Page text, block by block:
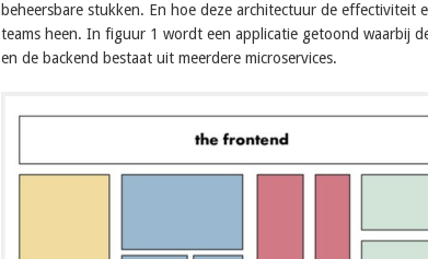
beheersbare stukken. En hoe deze architectuur de effectiviteit
teams heen. In figuur 1 wordt een applicatie getoond waarbij
en de backend bestaat uit meerdere microservices.